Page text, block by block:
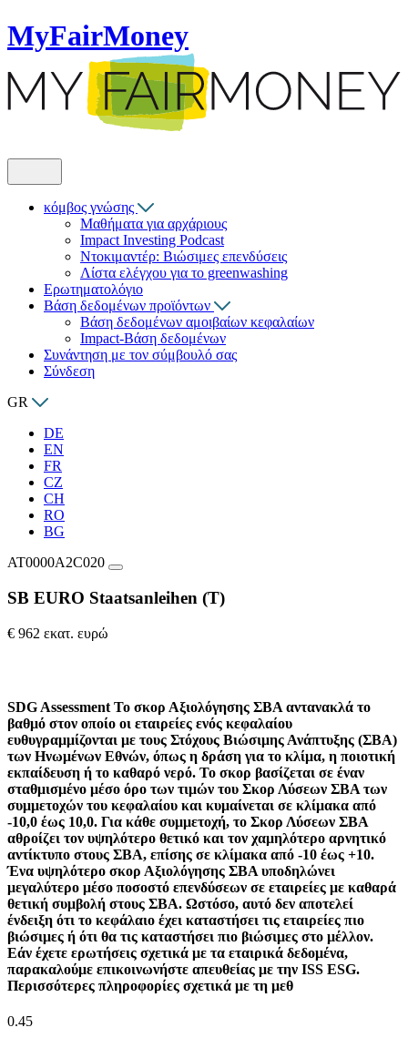
MyFairMoney
κόμβος γνώσης
Μαθήματα για αρχάριους
Impact Investing Podcast
Ντοκιμαντέρ: Βιώσιμες επενδύσεις
Λίστα ελέγχου για το greenwashing
Ερωτηματολόγιο
Βάση δεδομένων προϊόντων
Βάση δεδομένων αμοιβαίων κεφαλαίων
Impact-Βάση δεδομένων
Συνάντηση με τον σύμβουλό σας
Σύνδεση
GR
DE
EN
FR
CZ
CH
RO
BG
AT0000A2C020
SB EURO Staatsanleihen (T)
€ 962 εκατ. ευρώ
SDG Assessment Το σκορ Αξιολόγησης ΣΒΑ αντανακλά το
βαθμό στον οποίο οι εταιρείες ενός κεφαλαίου
ευθυγραμμίζονται με τους Στόχους Βιώσιμης Ανάπτυξης (ΣΒΑ)
των Ηνωμένων Εθνών, όπως η δράση για το κλίμα, η ποιοτική
εκπαίδευση ή το καθαρό νερό. Το σκορ βασίζεται σε έναν
σταθμισμένο μέσο όρο των τιμών του Σκορ Λύσεων ΣΒΑ των
συμμετοχών του κεφαλαίου και κυμαίνεται σε κλίμακα από
-10,0 έως 10,0. Για κάθε συμμετοχή, το Σκορ Λύσεων ΣΒΑ
αθροίζει τον υψηλότερο θετικό και τον χαμηλότερο αρνητικό
αντίκτυπο στους ΣΒΑ, επίσης σε κλίμακα από -10 έως +10.
Ένα υψηλότερο σκορ Αξιολόγησης ΣΒΑ υποδηλώνει
μεγαλύτερο μέσο ποσοστό επενδύσεων σε εταιρείες με καθαρά
θετική συμβολή στους ΣΒΑ. Ωστόσο, αυτό δεν αποτελεί
ένδειξη ότι το κεφάλαιο έχει καταστήσει τις εταιρείες πιο
βιώσιμες ή ότι θα τις καταστήσει πιο βιώσιμες στο μέλλον.
Εάν έχετε ερωτήσεις σχετικά με τα εταιρικά δεδομένα,
παρακαλούμε επικοινωνήστε απευθείας με την ISS ESG.
Περισσότερες πληροφορίες σχετικά με τη μεθ
0.45